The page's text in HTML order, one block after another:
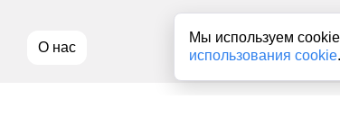
Мы используем
использования cookie.
О нас